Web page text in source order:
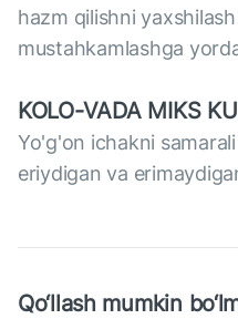
hazm qilishni
mustahkamlashga
KOLO-VADA MIKS
Yo'g'on ichakni
eriydigan va
Qo‘llash mumkin